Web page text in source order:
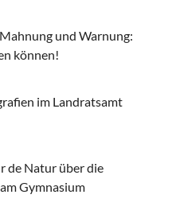
und Warnung:
können!
im Landratsamt
de Natur über die
Gymnasium